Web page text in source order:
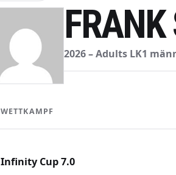
2026 – Adults LK1
WETTKAMPF
Infinity Cup 7.0